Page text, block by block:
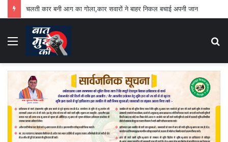
चलती कार बनी आग का गोला,कार सवारों ने बाहर निकल बचाई अपनी जान
Menu